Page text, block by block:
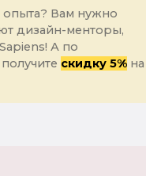
опыта? Вам нужно
дизайн-менторы,
А по
скидку 5%на